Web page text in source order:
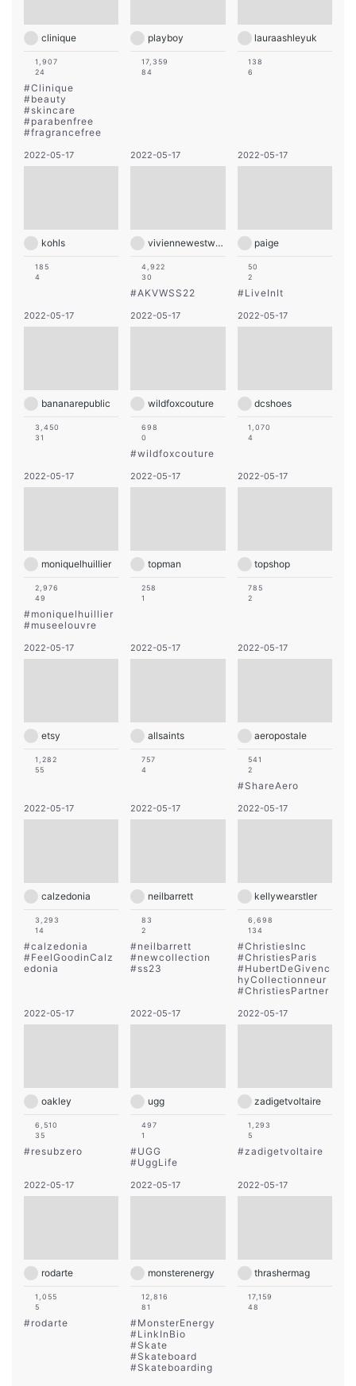
clinique
1,907
24
#Clinique
#beauty
#skincare
#parabenfree
#fragrancefree
playboy
17,359
84
lauraashleyuk
138
6
2022-05-17
kohls
185
4
2022-05-17
viviennewestwood
4,922
30
#AKVWSS22
2022-05-17
paige
50
2
#LiveInIt
2022-05-17
bananarepublic
3,450
31
2022-05-17
wildfoxcouture
698
0
#wildfoxcouture
2022-05-17
dcshoes
1,070
4
2022-05-17
moniquelhuillier
2,976
49
#moniquelhuillier
#museelouvre
2022-05-17
topman
258
1
2022-05-17
topshop
785
2
2022-05-17
etsy
1,282
55
2022-05-17
allsaints
757
4
2022-05-17
aeropostale
541
2
#ShareAero
2022-05-17
calzedonia
3,293
14
#calzedonia
#FeelGoodinCalz
edonia
2022-05-17
neilbarrett
83
2
#neilbarrett
#newcollection
#ss23
2022-05-17
kellywearstler
6,698
134
#ChristiesInc
#ChristiesParis
#HubertDeGivenc
hyCollectionneur
#ChristiesPartner
2022-05-17
oakley
6,510
35
#resubzero
2022-05-17
ugg
497
1
#UGG
#UggLife
2022-05-17
zadigetvoltaire
1,293
5
#zadigetvoltaire
2022-05-17
rodarte
1,055
5
#rodarte
2022-05-17
monsterenergy
12,816
81
#MonsterEnergy
#LinkInBio
#Skate
#Skateboard
#Skateboarding
2022-05-17
thrashermag
17,159
48